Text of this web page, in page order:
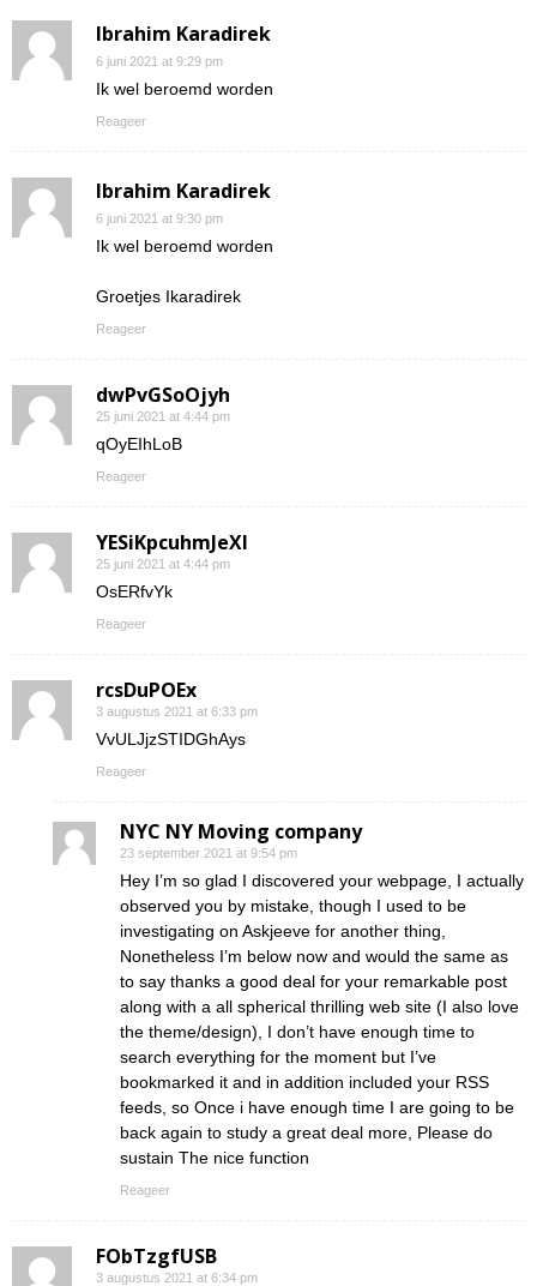
Ibrahim Karadirek
6 juni 2021 at 9:29 pm
Ik wel beroemd worden
Reageer
Ibrahim Karadirek
6 juni 2021 at 9:30 pm
Ik wel beroemd worden
Groetjes Ikaradirek
Reageer
dwPvGSoOjyh
25 juni 2021 at 4:44 pm
qOyEIhLoB
Reageer
YESiKpcuhmJeXI
25 juni 2021 at 4:44 pm
OsERfvYk
Reageer
rcsDuPOEx
3 augustus 2021 at 6:33 pm
VvULJjzSTIDGhAys
Reageer
NYC NY Moving company
23 september 2021 at 9:54 pm
Hey I’m so glad I discovered your webpage, I actually
observed you by mistake, though I used to be
investigating on Askjeeve for another thing,
Nonetheless I’m below now and would the same as
to say thanks a good deal for your remarkable post
along with a all spherical thrilling web site (I also love
the theme/design), I don’t have enough time to
search everything for the moment but I’ve
bookmarked it and in addition included your RSS
feeds, so Once i have enough time I are going to be
back again to study a great deal more, Please do
sustain The nice function
Reageer
FObTzgfUSB
3 augustus 2021 at 6:34 pm